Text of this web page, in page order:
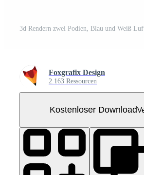
Foxgrafix Design
2.163 Ressourcen
Kostenloser Download